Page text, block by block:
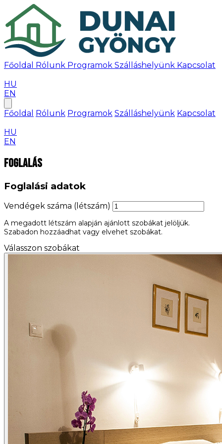
Főoldal Rólunk Programok Szálláshelyünk Kapcsolat
HU
EN
Főoldal Rólunk Programok Szálláshelyünk Kapcsolat
HU
EN
Foglalás
Foglalási adatok
Vendégek száma (létszám)
A megadott létszám alapján ajánlott szobákat jelöljük.
Szabadon hozzáadhat vagy elvehet szobákat.
Válasszon szobákat